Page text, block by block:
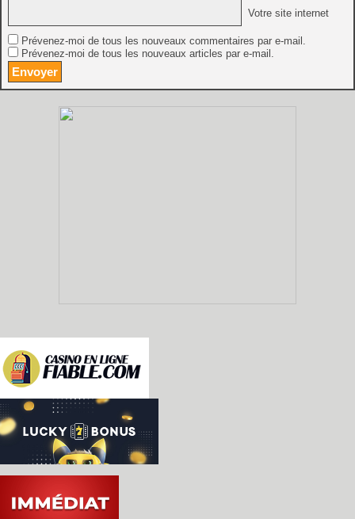
Votre site internet
Prévenez-moi de tous les nouveaux commentaires par e-mail.
Prévenez-moi de tous les nouveaux articles par e-mail.